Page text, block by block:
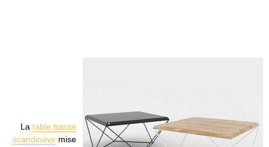
La table basse
scandinave mise